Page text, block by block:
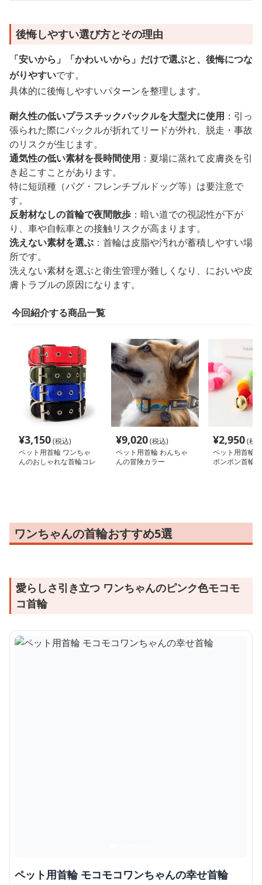
後悔しやすい選び方とその理由
「安いから」「かわいいから」だけで選ぶと、後悔につな
がりやすいです。
具体的に後悔しやすいパターンを整理します。
耐久性の低いプラスチックバックルを大型犬に使用 ：引っ
張られた際にバックルが折れてリードが外れ、脱走・事故
のリスクが生じます。
通気性の低い素材を長時間使用 ：夏場に蒸れて皮膚炎を引
き起こすことがあります。
特に短頭種（パグ・フレンチブルドッグ等）は要注意で
す。
反射材なしの首輪で夜間散歩 ：暗い道での視認性が下が
り、車や自転車との接触リスクが高まります。
洗えない素材を選ぶ ：首輪は皮脂や汚れが蓄積しやすい場
所です。
洗えない素材を選ぶと衛生管理が難しくなり、においや皮
膚トラブルの原因になります。
今回紹介する商品一覧
¥3,150(税込)
ペット用首輪 ワンちゃ
んのおしゃれな首輪コレ
¥9,020(税込)
ペット用首輪 わんちゃ
んの冒険カラー
¥2,950(税
ペット用首輪
ポンポン首輪
ワンちゃんの首輪おすすめ5選
愛らしさ引き立つ ワンちゃんのピンク色モコモ
コ首輪
ペット用首輪 モコモコワンちゃんの幸せ首輪